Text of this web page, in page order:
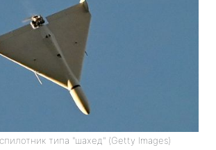
типа "шахед" (Getty Images)